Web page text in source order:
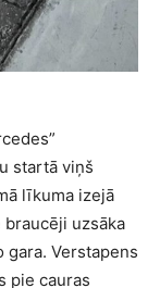
startā viņš
līkuma izejā
braucēji uzsāka
gara. Verstapens
pie cauras